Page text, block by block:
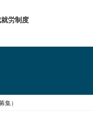
労制度
集）